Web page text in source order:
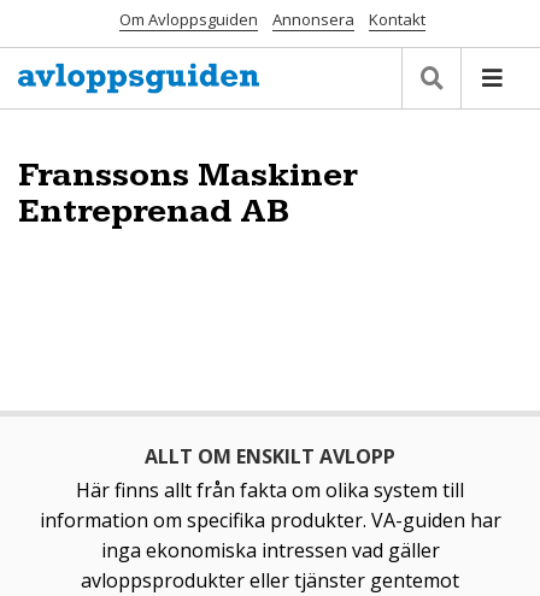
Om Avloppsguiden Annonsera Kontakt
Franssons Maskiner
Entreprenad AB
ALLT OM ENSKILT AVLOPP
Här finns allt från fakta om olika system till
information om specifika produkter. VA-guiden har
inga ekonomiska intressen vad gäller
avloppsprodukter eller tjänster gentemot